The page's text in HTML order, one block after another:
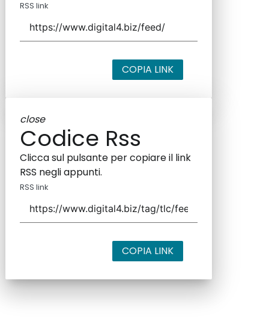
RSS link
COPIA LINK
close
Codice Rss
Clicca sul pulsante per copiare il link
RSS negli appunti.
RSS link
COPIA LINK